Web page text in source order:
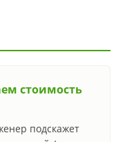
стоимость
подскажет